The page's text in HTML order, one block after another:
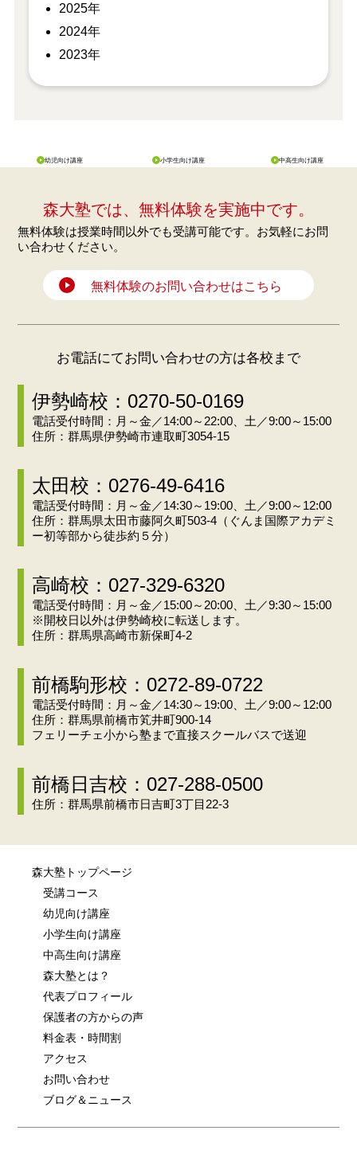
2025年
2024年
2023年
幼児向け講座 小学生向け講座 中高生向け講座
森大塾では、無料体験を実施中です。
無料体験は授業時間以外でも受講可能です。お気軽にお問
い合わせください。
無料体験のお問い合わせはこちら
お電話にてお問い合わせの方は各校まで
伊勢崎校：0270-50-0169
電話受付時間：月～金／14:00～22:00、土／9:00～15:00
住所：群馬県伊勢崎市連取町3054-15
太田校：0276-49-6416
電話受付時間：月～金／14:30～19:00、土／9:00～12:00
住所：群馬県太田市藤阿久町503-4（ぐんま国際アカデミ
ー初等部から徒歩約５分）
高崎校：027-329-6320
電話受付時間：月～金／15:00～20:00、土／9:30～15:00
※開校日以外は伊勢崎校に転送します。
住所：群馬県高崎市新保町4-2
前橋駒形校：0272-89-0722
電話受付時間：月～金／14:30～19:00、土／9:00～12:00
住所：群馬県前橋市笂井町900-14
フェリーチェ小から塾まで直接スクールバスで送迎
前橋日吉校：027-288-0500
住所：群馬県前橋市日吉町3丁目22-3
森大塾トップページ
受講コース
幼児向け講座
小学生向け講座
中高生向け講座
森大塾とは？
代表プロフィール
保護者の方からの声
料金表・時間割
アクセス
お問い合わせ
ブログ＆ニュース